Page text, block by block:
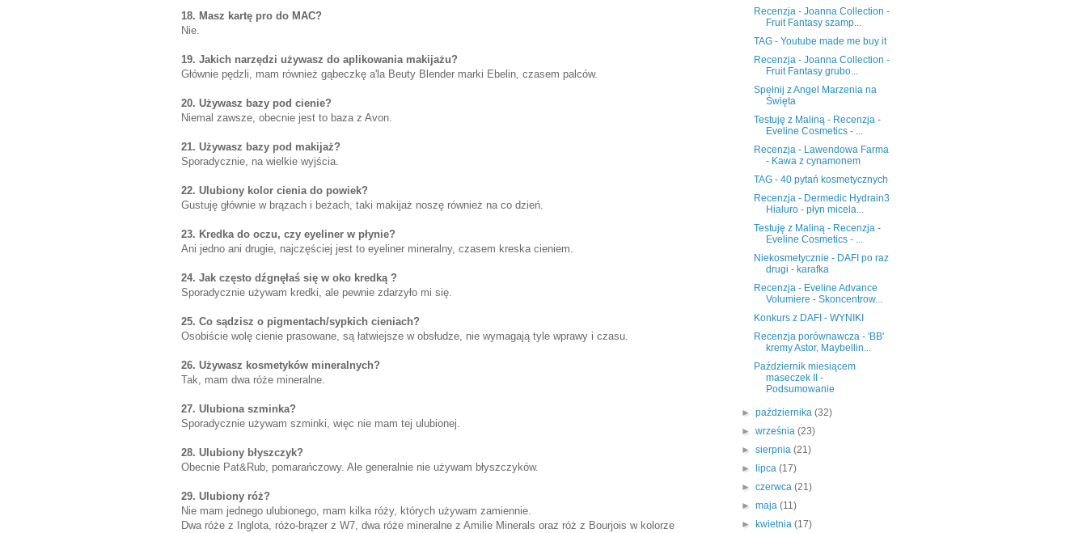
18. Masz kartę pro do MAC?
Nie.
19. Jakich narzędzi używasz do aplikowania makijażu?
Głównie pędzli, mam również gąbeczkę a'la Beuty Blender marki Ebelin, czasem palców.
20. Używasz bazy pod cienie?
Niemal zawsze, obecnie jest to baza z Avon.
21. Używasz bazy pod makijaż?
Sporadycznie, na wielkie wyjścia.
22. Ulubiony kolor cienia do powiek?
Gustuję głównie w brązach i beżach, taki makijaż noszę również na co dzień.
23. Kredka do oczu, czy eyeliner w płynie?
Ani jedno ani drugie, najczęściej jest to eyeliner mineralny, czasem kreska cieniem.
24. Jak często dźgnęłaś się w oko kredką ?
Sporadycznie używam kredki, ale pewnie zdarzyło mi się.
25. Co sądzisz o pigmentach/sypkich cieniach?
Osobiście wolę cienie prasowane, są łatwiejsze w obsłudze, nie wymagają tyle wprawy i czasu.
26. Używasz kosmetyków mineralnych?
Tak, mam dwa róże mineralne.
27. Ulubiona szminka?
Sporadycznie używam szminki, więc nie mam tej ulubionej.
28. Ulubiony błyszczyk?
Obecnie Pat&Rub, pomarańczowy. Ale generalnie nie używam błyszczyków.
29. Ulubiony róż?
Nie mam jednego ulubionego, mam kilka róży, których używam zamiennie.
Dwa róże z Inglota, różo-brązer z W7, dwa róże mineralne z Amilie Minerals oraz róż z Bourjois w kolorze
Recenzja - Joanna Collection -
Fruit Fantasy szamp...
TAG - Youtube made me buy it
Recenzja - Joanna Collection -
Fruit Fantasy grubo...
Spełnij z Angel Marzenia na
Święta
Testuję z Maliną - Recenzja -
Eveline Cosmetics - ...
Recenzja - Lawendowa Farma
- Kawa z cynamonem
TAG - 40 pytań kosmetycznych
Recenzja - Dermedic Hydrain3
Hialuro - płyn micela...
Testuję z Maliną - Recenzja -
Eveline Cosmetics - ...
Niekosmetycznie - DAFI po raz
drugi - karafka
Recenzja - Eveline Advance
Volumiere - Skoncentrow...
Konkurs z DAFI - WYNIKI
Recenzja porównawcza - 'BB'
kremy Astor, Maybellin...
Październik miesiącem
maseczek II -
Podsumowanie
►października(32)
►września(23)
►sierpnia(21)
►
lipca(17)
►czerwca(21)
►maja(11)
►
kwietnia(17)